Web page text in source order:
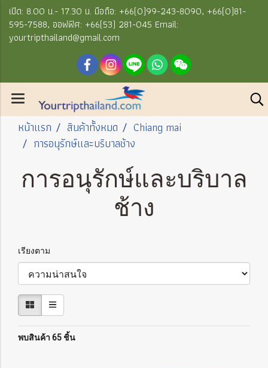
เปิด: 8.00 น.- 17.30 น. มือถือ: +66(0)99-243-8090, +66(0)81-
595-7588, ออฟฟิศ: +66(53) 281-045 Email:
yourtripthailand@gmail.com
หน้าแรก สินค้าทั้งหมด
Chiang mai
การอนุรักษ์และบริบาลช้าง
การอนุรักษ์และบริบาล
ช้าง
เรียงตาม
พบสินค้า 65 ชิ้น